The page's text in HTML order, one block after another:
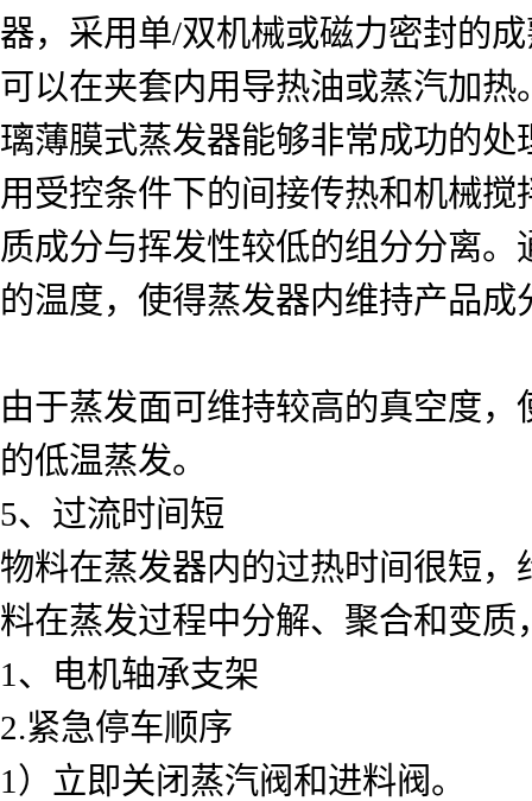
器，采用单/双机械或磁力密封的
可以在夹套内用导热油或蒸汽加
璃薄膜式蒸发器能够非常成功的
用受控条件下的间接传热和机械
质成分与挥发性较低的组分分离
的温度，使得蒸发器内维持产品
由于蒸发面可维持较高的真空度
的低温蒸发。
5、过流时间短
物料在蒸发器内的过热时间很短
料在蒸发过程中分解、聚合和变
1、电机轴承支架
2.紧急停车顺序
1）立即关闭蒸汽阀和进料阀。